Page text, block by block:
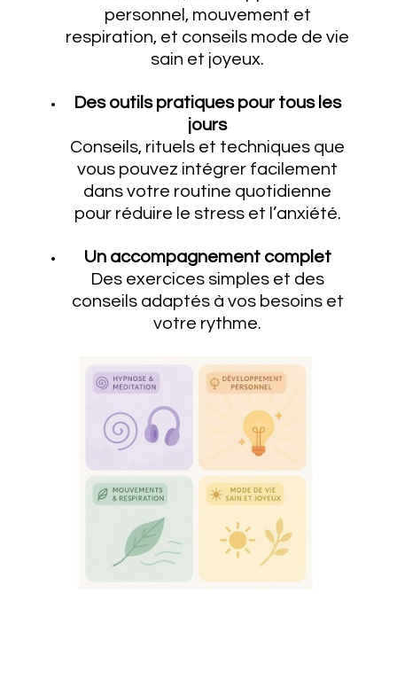
personnel, mouvement et
respiration, et conseils mode de vie
sain et joyeux.
Des outils pratiques pour tous les
jours
Conseils, rituels et techniques que
vous pouvez intégrer facilement
dans votre routine quotidienne
pour réduire le stress et l’anxiété.
Un accompagnement complet
Des exercices simples et des
conseils adaptés à vos besoins et
votre rythme.